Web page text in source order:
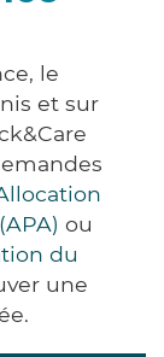
le
et sur
ou
du
une